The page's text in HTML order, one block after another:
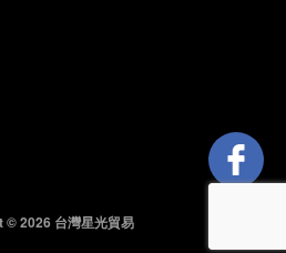
© 2026 台灣星光貿易